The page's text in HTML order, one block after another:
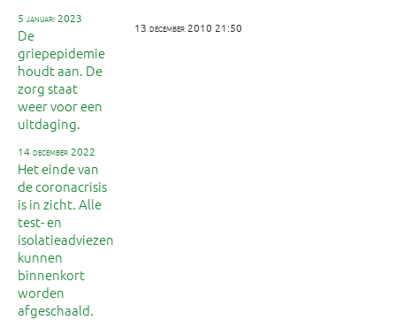
5 januari 2023
De
griepepidemie
houdt aan. De
zorg staat
weer voor een
uitdaging.
14 december 2022
Het einde van
de coronacrisis
is in zicht. Alle
test- en
isolatieadviezen
kunnen
binnenkort
worden
afgeschaald.
13 december 2010 21:50